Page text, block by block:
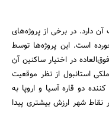
دارد. در برخی از پروژه‌های
است. این پروژه‌ها توسط
در اختیار ساکنین آن
استانبول از نظر موقعیت
دو قاره آسیا و اروپا به
نقاط شهر ارزش بیشتری پیدا